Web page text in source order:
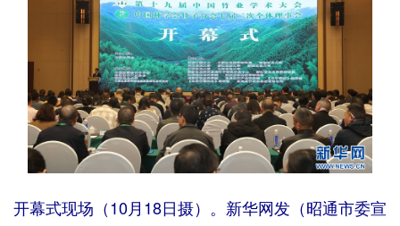
经济 服务 云南故事
云南青年说 趣看文物
开幕式现场（10月18日摄）。新华网发（昭通市委宣